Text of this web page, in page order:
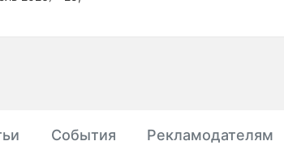
События Рекламодателям